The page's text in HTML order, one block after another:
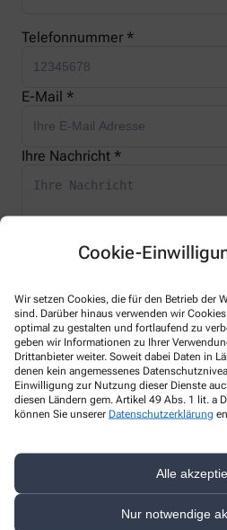
Cookie-
Wir setzen Cookies, die für den Betrieb der
sind. Darüber hinaus verwenden wir
optimal zu gestalten und fortlaufend zu
geben wir Informationen zu Ihrer
Drittanbieter weiter. Soweit dabei Daten in
denen kein angemessenes
Einwilligung zur Nutzung dieser Dienste
diesen Ländern gem. Artikel 49 Abs. 1 lit. a
können Sie unserer Datenschutzerklärung
Alle
Nur notwendige
Telefonnummer *
E-Mail *
Ihre Nachricht *
* Bitte füllen Sie die Pflichtfelder aus
Ich erkläre mich damit einverstanden,
Daten elektronisch erfasst und
von mir ausgesuchte Apotheke
der Verarbeitung ist Art. 6 Abs. 1 lit. a
jederzeit widerrufen werden, z.B. per
mainbernheim.de.
Datenschutz.
Sind Sie ein Mensch? Dann